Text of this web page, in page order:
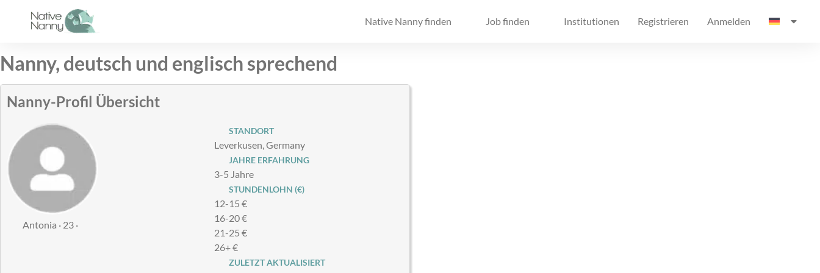
Native Nanny finden Job finden Institutionen Registrieren Anmelden
Nanny, deutsch und englisch sprechend
Nanny-Profil Übersicht
Antonia · 23 ·
STANDORT
Leverkusen, Germany
JAHRE ERFAHRUNG
3-5 Jahre
STUNDENLOHN (€)
12-15 €
16-20 €
21-25 €
26+ €
ZULETZT AKTUALISIERT